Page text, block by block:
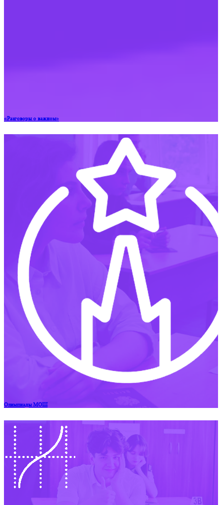
«Разговоры о важном»
Олимпиады МОШ